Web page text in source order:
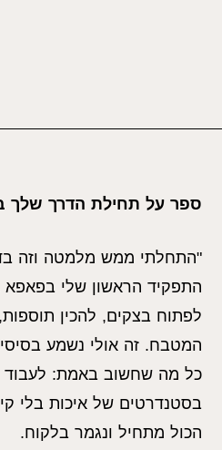
ספר על תחילת הדרך שלך
"התחלתי ממש מלמטה וזה
התפקיד הראשון שלי בפאפא
לפתוח בצקים, להכין
המטבח. זה אולי נשמע
כל מה שחשוב באמת:
בסטנדרטים של איכות בלי
הכול מתחיל ונגמר בלקוח.